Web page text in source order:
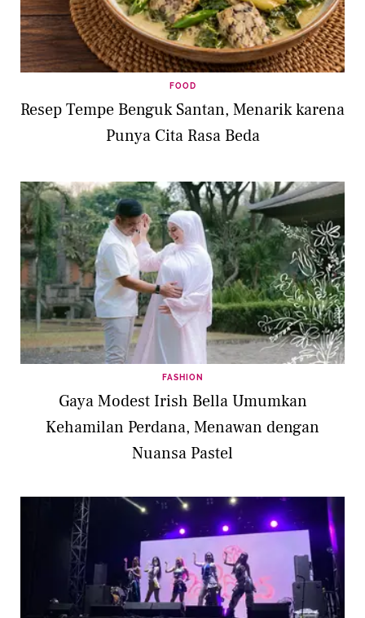
FOOD
Resep Tempe Benguk Santan, Menarik karena
Punya Cita Rasa Beda
FASHION
Gaya Modest Irish Bella Umumkan
Kehamilan Perdana, Menawan dengan
Nuansa Pastel